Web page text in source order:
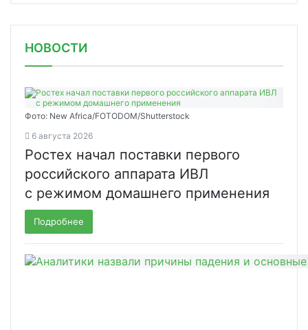
НОВОСТИ
Фото: New Africa/FOTODOM/Shutterstock
6 августа 2026
Ростех начал поставки первого
российского аппарата ИВЛ
с режимом домашнего применения
Подробнее